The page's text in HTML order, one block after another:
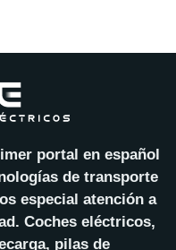
portal en español
de transporte
especial atención a
Coches eléctricos,
pilas de